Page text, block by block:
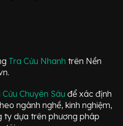
Tra Cứu Nhanh trên Nền
Cứu Chuyên Sâuđể xác định
ngành nghề, kinh nghiệm,
ty dựa trên phương pháp